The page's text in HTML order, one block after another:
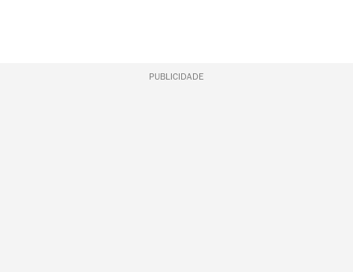
PUBLICIDADE